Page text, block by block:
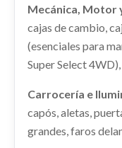
CAJA
CULATA usado.
Ref: 2441534
usado.
MITSUBISHI
Mecánica, Motor
cajas de cambio,
(esenciales para
Super Select
Carrocería e
capós, aletas,
grandes, faros